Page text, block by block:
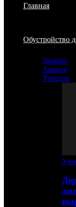
Главная
Обустройство
Дизайн
Защита
Участок